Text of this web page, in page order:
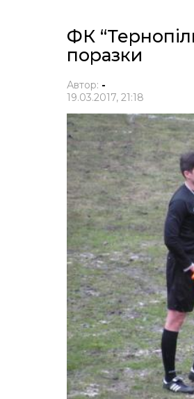
ФК
поразки
Автор: -
19.03.2017, 21:18